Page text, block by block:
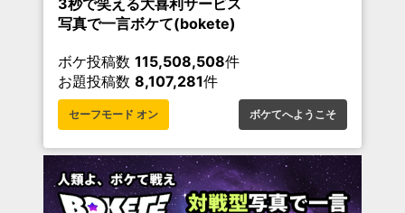
写真で一言ボケて(bokete)
ボケ投稿数 115,508,508件
お題投稿数 8,107,281件
セーフモード オン ボケてへようこそ